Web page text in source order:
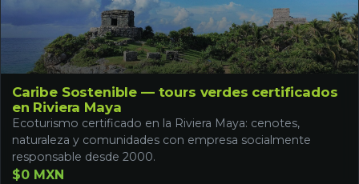
Caribe Sostenible — tours verdes certificados
en Riviera Maya
Ecoturismo certificado en la Riviera Maya: cenotes,
naturaleza y comunidades con empresa socialmente
responsable desde 2000.
$0 MXN